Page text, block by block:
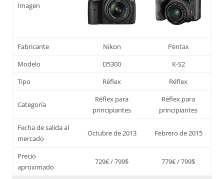
Imagen
Fabricante Nikon
Pentax
Modelo
D5300
K-S2
Tipo
Réflex Réflex
Categoría
Réflex para
principiantes
Réflex para
principiantes
Fecha de salida al
mercado
Octubre de 2013 Febrero de 2015
Precio
aproximado
729€ / 799$ 779€ / 799$